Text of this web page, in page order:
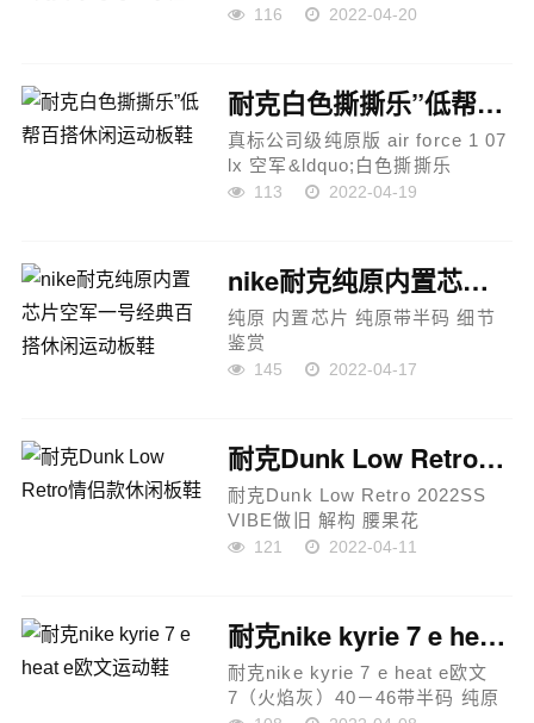
zoom turbo气垫．前脚掌外侧以
了小改动，配置方面，...
116 2022-04-20
耐克白色撕撕乐”低帮百搭休闲运动板鞋
真标公司级纯原版 air force 1 07
lx 空军&ldquo;白色撕撕乐
&rdquo;低帮百搭休闲运动板鞋 #
350aj1电玩500满天...
113 2022-04-19
nike耐克纯原内置芯片空军一号经典百搭休闲运动板鞋
纯原 内置芯片 纯原带半码 细节
鉴赏
nike耐克原楦原纸版数据开发，
空军一号经典百搭休闲运动板鞋
&ldquo;皮革白...
145 2022-04-17
耐克Dunk Low Retro情侣款休闲板鞋
耐克Dunk Low Retro 2022SS
VIBE做旧 解构 腰果花
情侣款 36-47...
121 2022-04-11
耐克nike kyrie 7 e heat e欧文运动鞋
耐克nike kyrie 7 e heat e欧文
7（火焰灰）40－46带半码 纯原